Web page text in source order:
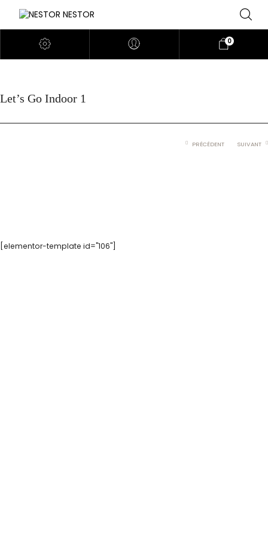
0
Let’s Go Indoor 1
PRÉCÉDENT SUIVANT
[elementor-template id="106"]